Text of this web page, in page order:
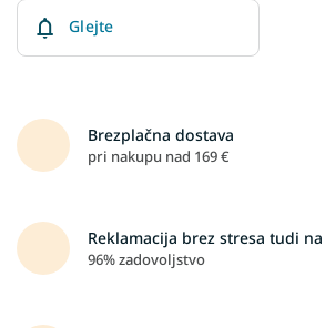
Glejte
Brezplačna dostava
pri nakupu nad 169 €
Reklamacija brez stresa tudi
96% zadovoljstvo